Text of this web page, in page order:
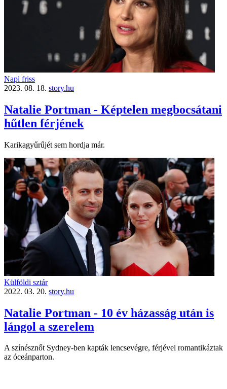
Napi friss
2023. 08. 18. story.hu
Natalie Portman - Képtelen megbocsátani
hűtlen férjének
Karikagyűrűjét sem hordja már.
Külföldi sztár
2022. 03. 20. story.hu
Natalie Portman - 10 év házasság után is
lángol a szerelem
A színésznőt Sydney-ben kapták lencsevégre, férjével romantikáztak
az óceánparton.